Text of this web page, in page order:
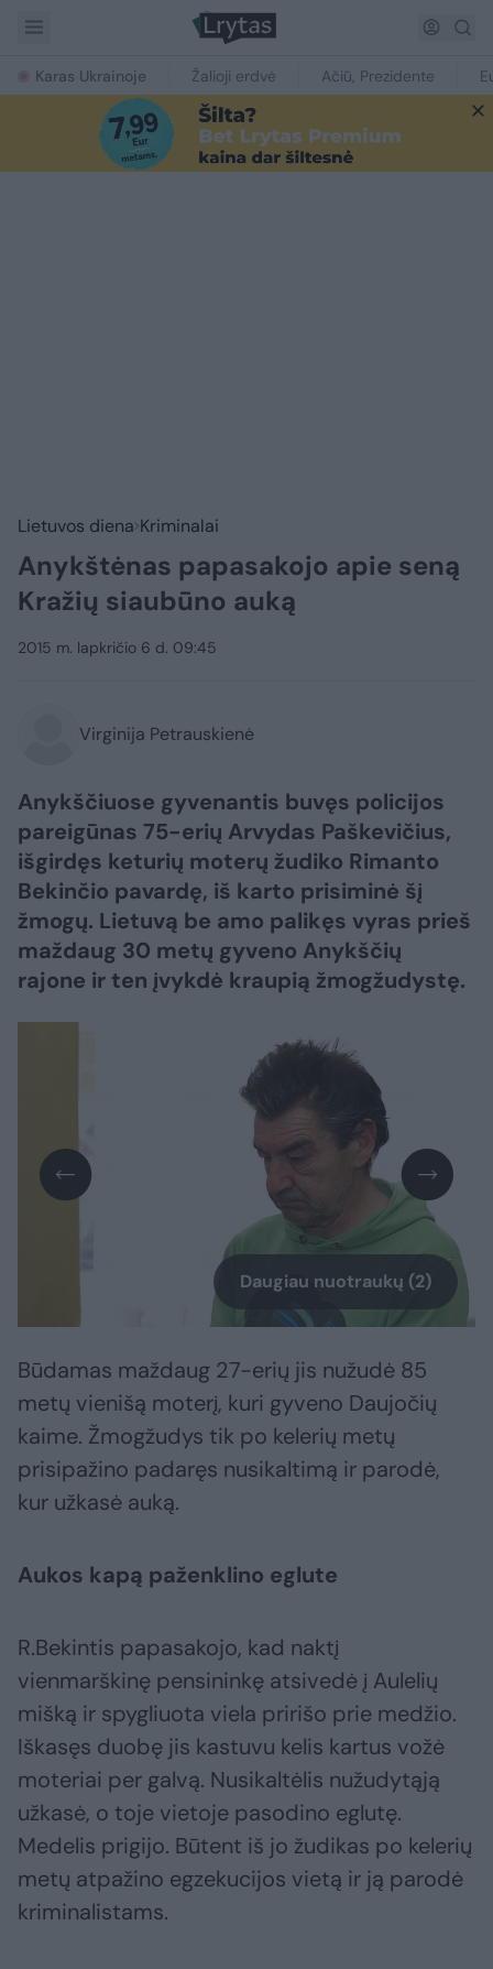
Karas Ukrainoje Žalioji erdvė Ačiū, Prezidente
Lietuvos diena Kriminalai
Anykštėnas papasakojo apie seną
Kražių siaubūno auką
2015 m. lapkričio 6 d. 09:45
Virginija Petrauskienė
Anykščiuose gyvenantis buvęs policijos
pareigūnas 75-erių Arvydas Paškevičius,
išgirdęs keturių moterų žudiko Rimanto
Bekinčio pavardę, iš karto prisiminė šį
žmogų. Lietuvą be amo palikęs vyras prieš
maždaug 30 metų gyveno Anykščių
rajone ir ten įvykdė kraupią žmogžudystę.
Daugiau nuotraukų (2)
Būdamas maždaug 27-erių jis nužudė 85
metų vienišą moterį, kuri gyveno Daujočių
kaime. Žmogžudys tik po kelerių metų
prisipažino padaręs nusikaltimą ir parodė,
kur užkasė auką.
Aukos kapą paženklino eglute
R.Bekintis papasakojo, kad naktį
vienmarškinę pensininkę atsivedė į Aulelių
mišką ir spygliuota viela pririšo prie medžio.
Iškasęs duobę jis kastuvu kelis kartus vožė
moteriai per galvą. Nusikaltėlis nužudytąją
užkasė, o toje vietoje pasodino eglutę.
Medelis prigijo. Būtent iš jo žudikas po kelerių
metų atpažino egzekucijos vietą ir ją parodė
kriminalistams.